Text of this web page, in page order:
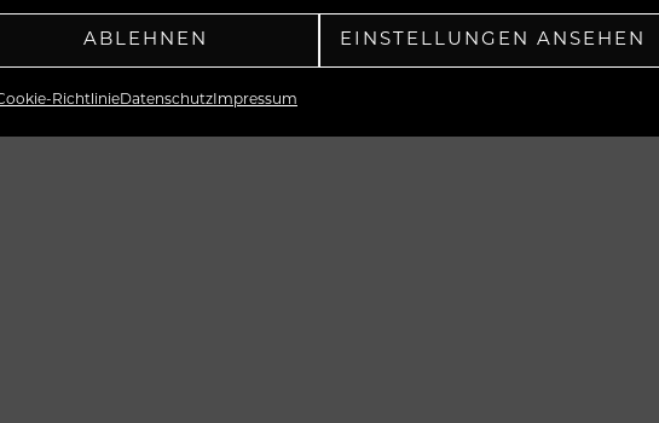
ABLEHNEN EINSTELLUNGEN ANSEHEN
RichtlinieDatenschutzImpressum